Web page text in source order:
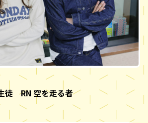
徒 RN 空を走る者